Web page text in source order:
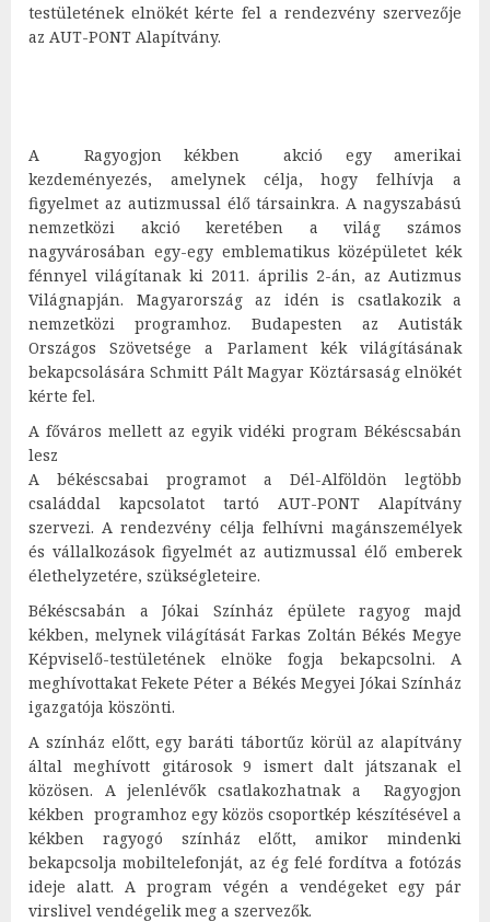
testületének elnökét kérte fel a rendezvény szervezője
az AUT-PONT Alapítvány.
A Ragyogjon kékben akció egy amerikai
kezdeményezés, amelynek célja, hogy felhívja a
figyelmet az autizmussal élő társainkra. A nagyszabású
nemzetközi akció keretében a világ számos
nagyvárosában egy-egy emblematikus középületet kék
fénnyel világítanak ki 2011. április 2-án, az Autizmus
Világnapján. Magyarország az idén is csatlakozik a
nemzetközi programhoz. Budapesten az Autisták
Országos Szövetsége a Parlament kék világításának
bekapcsolására Schmitt Pált Magyar Köztársaság elnökét
kérte fel.
A főváros mellett az egyik vidéki program Békéscsabán
lesz
A békéscsabai programot a Dél-Alföldön legtöbb
családdal kapcsolatot tartó AUT-PONT Alapítvány
szervezi. A rendezvény célja felhívni magánszemélyek
és vállalkozások figyelmét az autizmussal élő emberek
élethelyzetére, szükségleteire.
Békéscsabán a Jókai Színház épülete ragyog majd
kékben, melynek világítását Farkas Zoltán Békés Megye
Képviselő-testületének elnöke fogja bekapcsolni. A
meghívottakat Fekete Péter a Békés Megyei Jókai Színház
igazgatója köszönti.
A színház előtt, egy baráti tábortűz körül az alapítvány
által meghívott gitárosok 9 ismert dalt játszanak el
közösen. A jelenlévők csatlakozhatnak a Ragyogjon
kékben programhoz egy közös csoportkép készítésével a
kékben ragyogó színház előtt, amikor mindenki
bekapcsolja mobiltelefonját, az ég felé fordítva a fotózás
ideje alatt. A program végén a vendégeket egy pár
virslivel vendégelik meg a szervezők.